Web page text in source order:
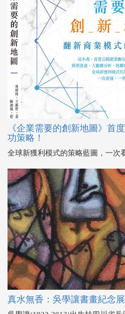
《企業需要的創新地圖》首
功策略！
全球新獲利模式的策略藍圖，一次
真水無香：吳學讓書畫紀念展